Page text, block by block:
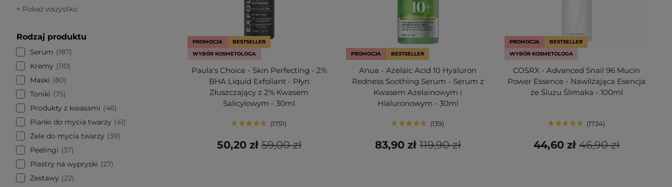
+ Pokaż wszystko
Rodzaj produktu
Serum
187
Kremy
110
Maski
80
Toniki
75
Produkty z kwasami
46
Pianki do mycia twarzy
41
Żele do mycia twarzy
39
Peelingi
37
Plastry na wypryski
27
Zestawy
22
PROMOCJA
BESTSELLER
WYBÓR KOSMETOLOGA
Paula's Choice - Skin Perfecting - 2%
BHA Liquid Exfoliant - Płyn
Złuszczający z 2% Kwasem
Salicylowym - 30ml
1751
59,00 zł
50,20 zł
PROMOCJA BESTSELLER
Anua - Azelaic Acid 10 Hyaluron
Redness Soothing Serum - Serum z
Kwasem Azelainowym i
Hialuronowym - 30ml
139
119,90 zł
83,90 zł
PROMOCJA
BESTSELLER
WYBÓR KOSMETOLOGA
COSRX - Advanced Snail 96 Mucin
Power Essence - Nawilżająca Esencja
ze Śluzu Ślimaka - 100ml
1734
46,90 zł
44,60 zł